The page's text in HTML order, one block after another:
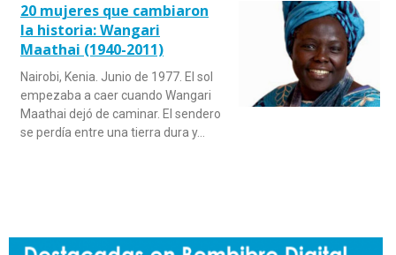
20 mujeres que cambiaron
la historia: Wangari
Maathai (1940-2011)
Nairobi, Kenia. Junio de 1977. El sol
empezaba a caer cuando Wangari
Maathai dejó de caminar. El sendero
se perdía entre una tierra dura y…